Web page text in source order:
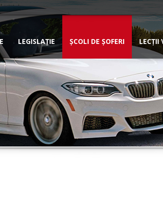
LEGISLAȚIE ȘCOLI DE ȘOFERI LECȚII